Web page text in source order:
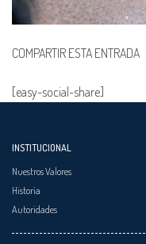
COMPARTIR ESTA ENTRADA
[easy-social-share]
INSTITUCIONAL
Nuestros Valores
Historia
Autoridades